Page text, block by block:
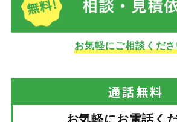
お気軽にご相談くださ
通話無料
お気軽にお電話く